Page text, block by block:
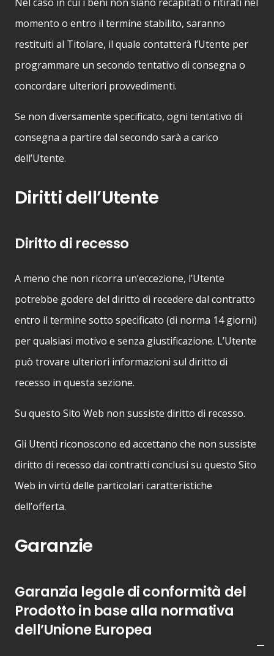
momento o entro il termine stabilito, saranno
restituiti al Titolare, il quale contatterà l’Utente per
programmare un secondo tentativo di consegna o
concordare ulteriori provvedimenti.
Se non diversamente specificato, ogni tentativo di
consegna a partire dal secondo sarà a carico
dell’Utente.
Diritti dell’Utente
Diritto di recesso
A meno che non ricorra un’eccezione, l’Utente
potrebbe godere del diritto di recedere dal contratto
entro il termine sotto specificato (di norma 14 giorni)
per qualsiasi motivo e senza giustificazione. L’Utente
può trovare ulteriori informazioni sul diritto di
recesso in questa sezione.
Su questo Sito Web non sussiste diritto di recesso.
Gli Utenti riconoscono ed accettano che non sussiste
diritto di recesso dai contratti conclusi su questo Sito
Web in virtù delle particolari caratteristiche
dell’offerta.
Garanzie
Garanzia legale di conformità del
Prodotto in base alla normativa
dell’Unione Europea